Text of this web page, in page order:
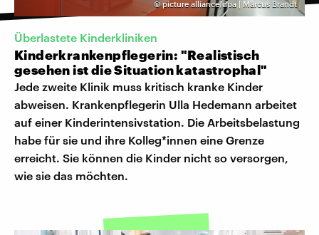
©picture alliance/dpa | Marcus Brandt
Überlastete Kinderkliniken
Kinderkrankenpflegerin: "Realistisch
gesehen ist die Situation katastrophal"
Jede zweite Klinik muss kritisch kranke Kinder
abweisen. Krankenpflegerin Ulla Hedemann arbeitet
auf einer Kinderintensivstation. Die Arbeitsbelastung
habe für sie und ihre Kolleg*innen eine Grenze
erreicht. Sie können die Kinder nicht so versorgen,
wie sie das möchten.